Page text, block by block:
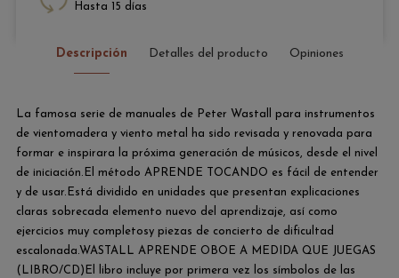
Hasta 15 días
Descripción Detalles del producto Opiniones
La famosa serie de manuales de Peter Wastall para instrumentos
de vientomadera y viento metal ha sido revisada y renovada para
formar e inspirara la próxima generación de músicos, desde el nivel
de iniciación.El método APRENDE TOCANDO es fácil de entender
y de usar.Está dividido en unidades que presentan explicaciones
claras sobrecada elemento nuevo del aprendizaje, así como
ejercicios muy completosy piezas de concierto de dificultad
escalonada.WASTALL APRENDE OBOE A MEDIDA QUE JUEGAS
(LIBRO/CD)El libro incluye por primera vez los símbolos de las